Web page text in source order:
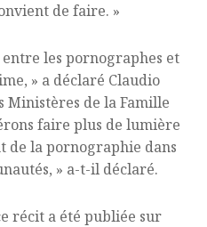
de faire. »
les pornographes et
» a déclaré Claudio
Ministères de la Famille
faire plus de lumière
de la pornographie dans
» a-t-il déclaré.
récit a été publiée sur